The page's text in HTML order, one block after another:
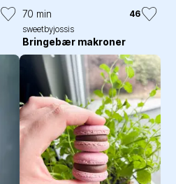
70 min
46
sweetbyjossis
Bringebær makroner